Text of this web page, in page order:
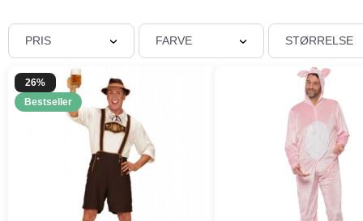
PRIS FARVE STØRRELSE
26%
Bestseller